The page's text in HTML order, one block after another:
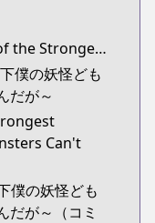
synonyms:The Reincarnation of the Strongest Onmyouji: These Monsters Are Too Weak Compared to My Youkai
僕の妖怪ども
だが～
Can't
僕の妖怪ども
だが～（コミ